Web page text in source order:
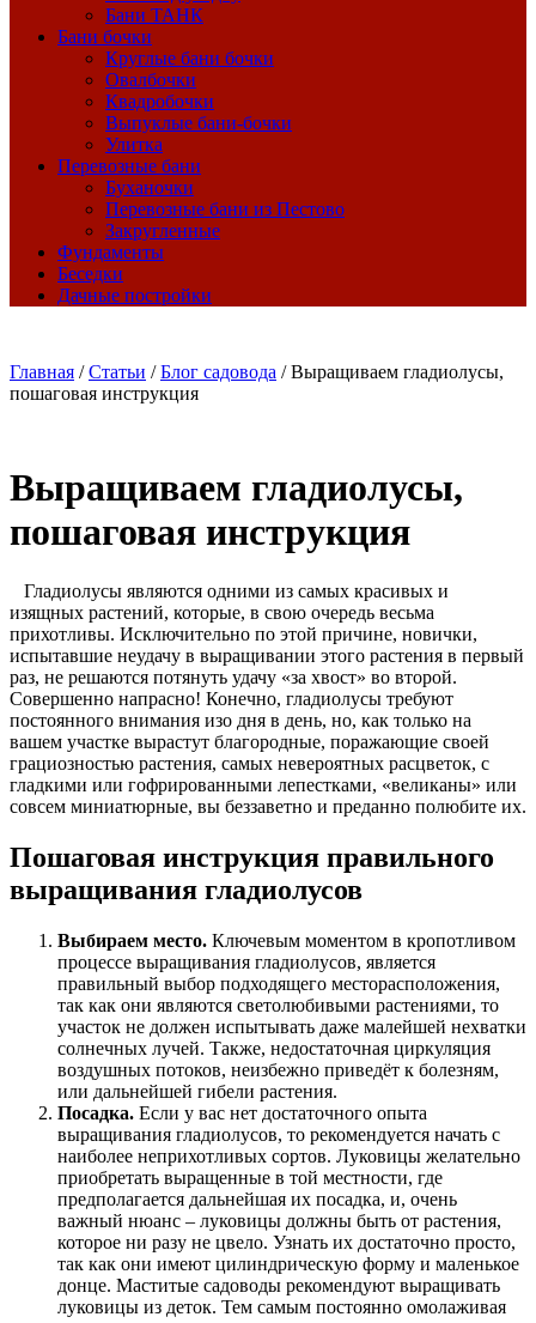
Бани ТАНК
Бани бочки
Круглые бани бочки
Овалбочки
Квадробочки
Выпуклые бани-бочки
Улитка
Перевозные бани
Буханочки
Перевозные бани из Пестово
Закругленные
Фундаменты
Беседки
Дачные постройки
Главная /Статьи /Блог садовода /Выращиваем гладиолусы,
пошаговая инструкция
Выращиваем гладиолусы,
пошаговая инструкция
Гладиолусы являются одними из самых красивых и
изящных растений, которые, в свою очередь весьма
прихотливы. Исключительно по этой причине, новички,
испытавшие неудачу в выращивании этого растения в первый
раз, не решаются потянуть удачу «за хвост» во второй.
Совершенно напрасно! Конечно, гладиолусы требуют
постоянного внимания изо дня в день, но, как только на
вашем участке вырастут благородные, поражающие своей
грациозностью растения, самых невероятных расцветок, с
гладкими или гофрированными лепестками, «великаны» или
совсем миниатюрные, вы беззаветно и преданно полюбите их.
Пошаговая инструкция правильного
выращивания гладиолусов
Выбираем место. Ключевым моментом в кропотливом
процессе выращивания гладиолусов, является
правильный выбор подходящего месторасположения,
так как они являются светолюбивыми растениями, то
участок не должен испытывать даже малейшей нехватки
солнечных лучей. Также, недостаточная циркуляция
воздушных потоков, неизбежно приведёт к болезням,
или дальнейшей гибели растения.
Посадка. Если у вас нет достаточного опыта
выращивания гладиолусов, то рекомендуется начать с
наиболее неприхотливых сортов. Луковицы желательно
приобретать выращенные в той местности, где
предполагается дальнейшая их посадка, и, очень
важный нюанс – луковицы должны быть от растения,
которое ни разу не цвело. Узнать их достаточно просто,
так как они имеют цилиндрическую форму и маленькое
донце. Маститые садоводы рекомендуют выращивать
луковицы из деток. Тем самым постоянно омолаживая